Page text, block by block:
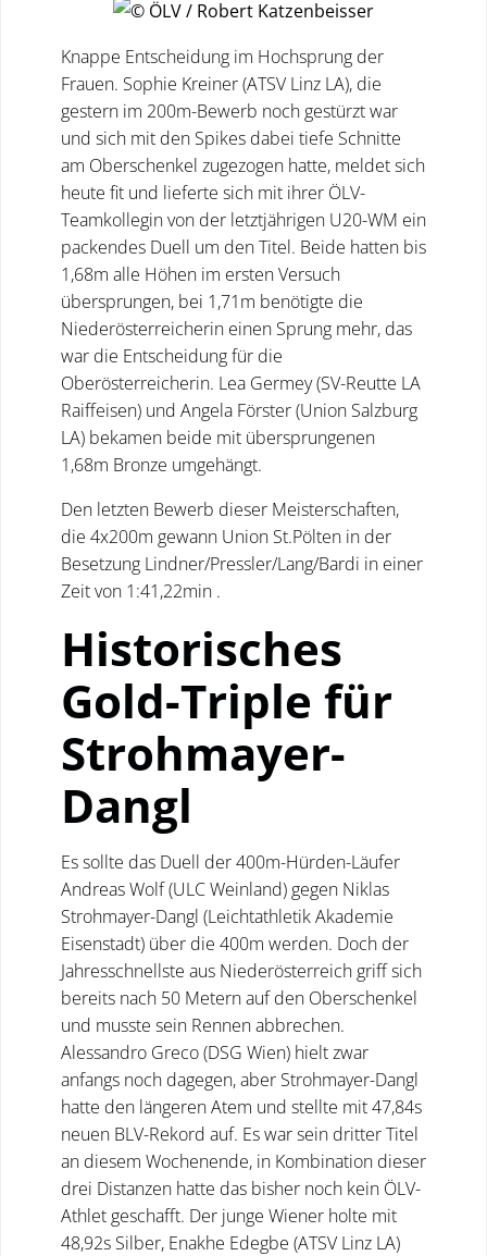
Knappe Entscheidung im Hochsprung der
Frauen. Sophie Kreiner (ATSV Linz LA), die
gestern im 200m-Bewerb noch gestürzt war
und sich mit den Spikes dabei tiefe Schnitte
am Oberschenkel zugezogen hatte, meldet sich
heute fit und lieferte sich mit ihrer ÖLV-
Teamkollegin von der letztjährigen U20-WM ein
packendes Duell um den Titel. Beide hatten bis
1,68m alle Höhen im ersten Versuch
übersprungen, bei 1,71m benötigte die
Niederösterreicherin einen Sprung mehr, das
war die Entscheidung für die
Oberösterreicherin. Lea Germey (SV-Reutte LA
Raiffeisen) und Angela Förster (Union Salzburg
LA) bekamen beide mit übersprungenen
1,68m Bronze umgehängt.
Den letzten Bewerb dieser Meisterschaften,
die 4x200m gewann Union St.Pölten in der
Besetzung Lindner/Pressler/Lang/Bardi in einer
Zeit von 1:41,22min .
Historisches
Gold-Triple für
Strohmayer-
Dangl
Es sollte das Duell der 400m-Hürden-Läufer
Andreas Wolf (ULC Weinland) gegen Niklas
Strohmayer-Dangl (Leichtathletik Akademie
Eisenstadt) über die 400m werden. Doch der
Jahresschnellste aus Niederösterreich griff sich
bereits nach 50 Metern auf den Oberschenkel
und musste sein Rennen abbrechen.
Alessandro Greco (DSG Wien) hielt zwar
anfangs noch dagegen, aber Strohmayer-Dangl
hatte den längeren Atem und stellte mit 47,84s
neuen BLV-Rekord auf. Es war sein dritter Titel
an diesem Wochenende, in Kombination dieser
drei Distanzen hatte das bisher noch kein ÖLV-
Athlet geschafft. Der junge Wiener holte mit
48,92s Silber, Enakhe Edegbe (ATSV Linz LA)